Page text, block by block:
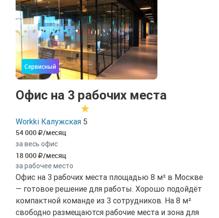
Сервисный
Офис на 3 рабочих места
Workki Калужская 5
54 000 /месяц
за весь офис
18 000 /месяц
за рабочее место
Офис на 3 рабочих места площадью 8 м² в Москве
— готовое решение для работы. Хорошо подойдёт
компактной команде из 3 сотрудников. На 8 м²
свободно размещаются рабочие места и зона для